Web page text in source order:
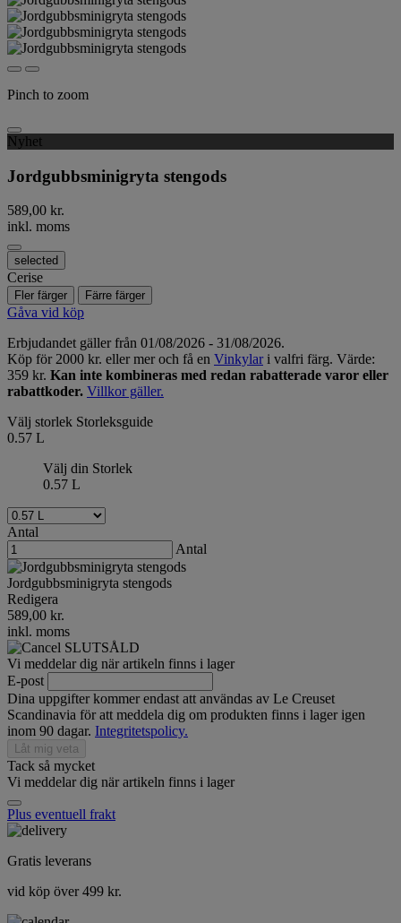
Pinch to zoom
Nyhet
Jordgubbsminigryta stengods
589,00 kr.
inkl. moms
selected
Cerise
Fler färger Färre färger
Gåva vid köp
Erbjudandet gäller från 01/08/2026 - 31/08/2026.
Köp för 2000 kr. eller mer och få en Vinkylari valfri färg. Värde:
359 kr. Kan inte kombineras med redan rabatterade varor eller
rabattkoder. Villkor gäller.
Välj storlek Storleksguide
0.57 L
Välj din Storlek
0.57 L
Antal
Antal
Jordgubbsminigryta stengods
Redigera
589,00 kr.
inkl. moms
SLUTSÅLD
Vi meddelar dig när artikeln finns i lager
E-post
Dina uppgifter kommer endast att användas av Le Creuset
Scandinavia för att meddela dig om produkten finns i lager igen
inom 90 dagar. Integritetspolicy.
Låt mig veta
Tack så mycket
Vi meddelar dig när artikeln finns i lager
Plus eventuell frakt
Gratis leverans
vid köp över 499 kr.